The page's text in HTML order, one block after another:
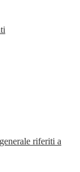
riferiti a